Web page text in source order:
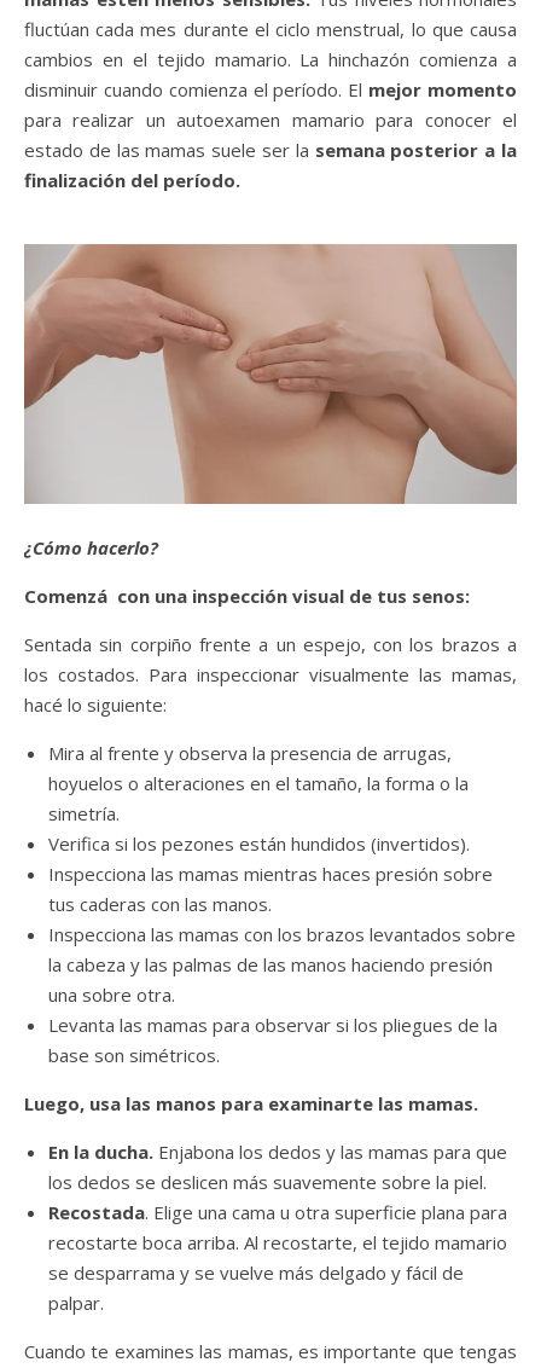
fluctúan cada mes durante el ciclo menstrual, lo que causa
cambios en el tejido mamario. La hinchazón comienza a
disminuir cuando comienza el período. El mejor momento
para realizar un autoexamen mamario para conocer el
estado de las mamas suele ser la semana posterior a la
finalización del período.
¿Cómo hacerlo?
Comenzá con una inspección visual de tus senos:
Sentada sin corpiño frente a un espejo, con los brazos a
los costados. Para inspeccionar visualmente las mamas,
hacé lo siguiente:
Mira al frente y observa la presencia de arrugas,
hoyuelos o alteraciones en el tamaño, la forma o la
simetría.
Verifica si los pezones están hundidos (invertidos).
Inspecciona las mamas mientras haces presión sobre
tus caderas con las manos.
Inspecciona las mamas con los brazos levantados sobre
la cabeza y las palmas de las manos haciendo presión
una sobre otra.
Levanta las mamas para observar si los pliegues de la
base son simétricos.
Luego, usa las manos para examinarte las mamas.
En la ducha. Enjabona los dedos y las mamas para que
los dedos se deslicen más suavemente sobre la piel.
Recostada. Elige una cama u otra superficie plana para
recostarte boca arriba. Al recostarte, el tejido mamario
se desparrama y se vuelve más delgado y fácil de
palpar.
Cuando te examines las mamas, es importante que tengas